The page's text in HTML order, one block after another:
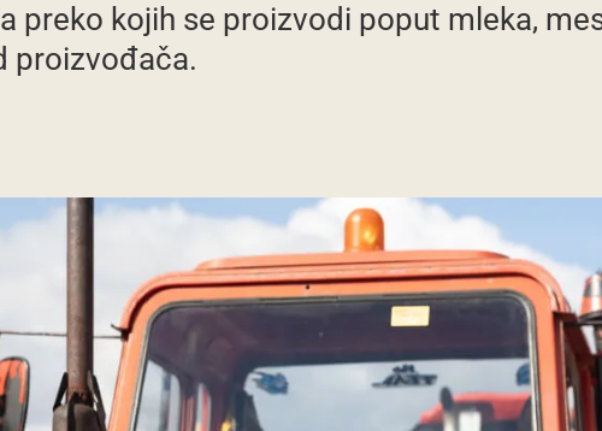
preko kojih se proizvodi poput mleka,
proizvođača.